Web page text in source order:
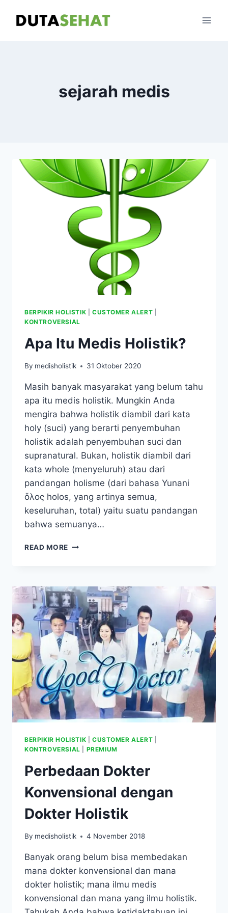
sejarah medis
BERPIKIR HOLISTIK CUSTOMER ALERT
KONTROVERSIAL
Apa Itu Medis Holistik?
By medisholistik 31 Oktober 2020
Masih banyak masyarakat yang belum tahu
apa itu medis holistik. Mungkin Anda
mengira bahwa holistik diambil dari kata
holy (suci) yang berarti penyembuhan
holistik adalah penyembuhan suci dan
supranatural. Bukan, holistik diambil dari
kata whole (menyeluruh) atau dari
pandangan holisme (dari bahasa Yunani
ὅλος holos, yang artinya semua,
keseluruhan, total) yaitu suatu pandangan
bahwa semuanya…
READ MORE APA
BERPIKIR HOLISTIK CUSTOMER ALERT
KONTROVERSIAL
PREMIUM
Perbedaan Dokter
Konvensional dengan
Dokter Holistik
By medisholistik 4 November 2018
Banyak orang belum bisa membedakan
mana dokter konvensional dan mana
dokter holistik; mana ilmu medis
konvensional dan mana yang ilmu holistik.